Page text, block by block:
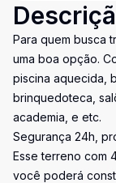
Para quem busca
uma boa opção.
piscina aquecida,
brinquedoteca,
academia, e etc.
Segurança 24h,
Esse terreno com
você poderá